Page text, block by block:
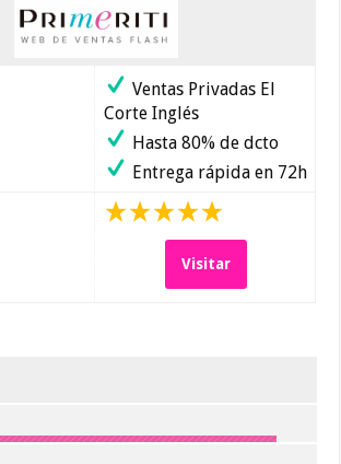
Ventas Privadas El
Corte Inglés
Hasta 80% de dcto
Entrega rápida en 72h
Visitar